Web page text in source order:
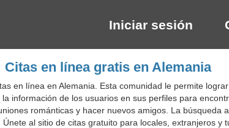
Iniciar sesión
Citas en línea gratis en Alemania
en línea en Alemania. Esta comunidad le permite
información de los usuarios en sus perfiles para
románticas y hacer nuevos amigos. La búsqueda
al sitio de citas gratuito para locales, extranjeros y